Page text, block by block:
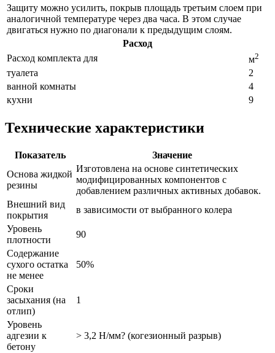
Защиту можно усилить, покрыв площадь третьим слоем при
аналогичной температуре через два часа. В этом случае
двигаться нужно по диагонали к предыдущим слоям.
Расход
Расход комплекта для
м2
туалета
2
ванной комнаты
4
кухни
9
Технические характеристики
Показатель
Значение
Основа жидкой
резины
Изготовлена на основе синтетических
модифицированных компонентов с
добавлением различных активных добавок.
Внешний вид
покрытия
в зависимости от выбранного колера
Уровень
плотности
90
Содержание
сухого остатка
не менее
50%
Сроки
засыхания (на
отлип)
1
Уровень
адгезии к
бетону
> 3,2 Н/мм? (когезионный разрыв)